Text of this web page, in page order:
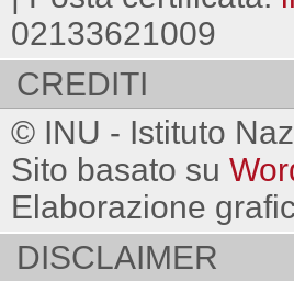
02133621009
CREDITI
© INU - Istituto
Sito basato su
Elaborazione
DISCLAIMER